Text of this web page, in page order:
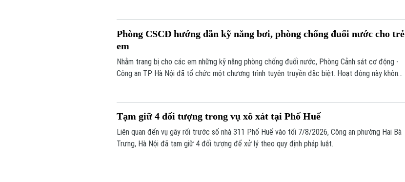
Phòng CSCĐ hướng dẫn kỹ năng bơi, phòng chống đuối nước cho trẻ
em
Nhằm trang bị cho các em những kỹ năng phòng chống đuối nước, Phòng Cảnh sát cơ động -
Công an TP Hà Nội đã tổ chức một chương trình tuyên truyền đặc biệt. Hoạt động này không
Tạm giữ 4 đối tượng trong vụ xô xát tại Phố Huế
Liên quan đến vụ gây rối trước số nhà 311 Phố Huế vào tối 7/8/2026, Công an phường Hai Bà
Trưng, Hà Nội đã tạm giữ 4 đối tượng để xử lý theo quy định pháp luật.